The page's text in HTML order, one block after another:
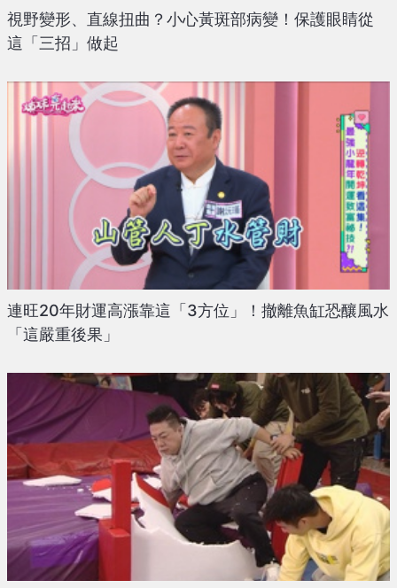
視野變形、直線扭曲？小心黃斑部病變！保護眼睛從
這「三招」做起
連旺20年財運高漲靠這「3方位」！撤離魚缸恐釀風水
「這嚴重後果」